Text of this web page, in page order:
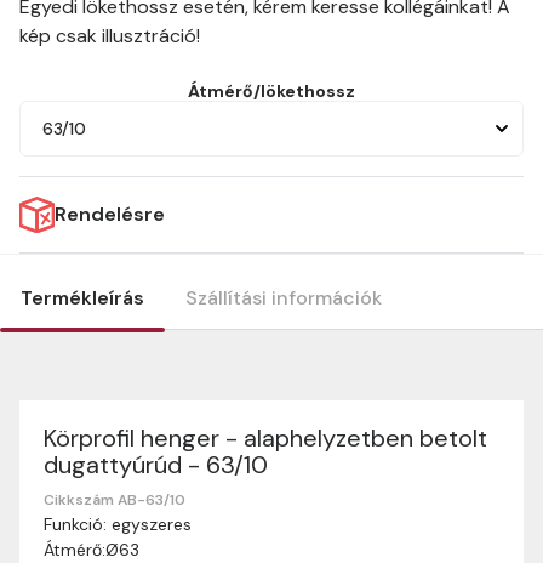
Egyedi lökethossz esetén, kérem keresse kollégáinkat! A
kép csak illusztráció!
Átmérő/lökethossz
63/10
Rendelésre
Termékleírás Szállítási információk
Körprofil henger - alaphelyzetben betolt
dugattyúrúd - 63/10
Cikkszám AB-63/10
Funkció: egyszeres
Átmérő:Ø63
Szállítási információk
Nagyon köszönjük, hogy webshopunkat választottátok
vásárlásaitokhoz. Az alábbiakban megtaláljátok szállítási
információinkat, hogy a vásárlásotok gördülékenyen és
zökkenőmentesen történhessen.